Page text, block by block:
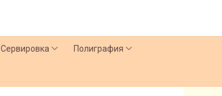
Сервировка Полиграфия